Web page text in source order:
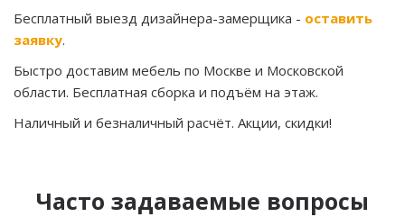
Бесплатный выезд дизайнера-замерщика - оставить
заявку.
Быстро доставим мебель по Москве и Московской
области. Бесплатная сборка и подъём на этаж.
Наличный и безналичный расчёт. Акции, скидки!
Часто задаваемые вопросы